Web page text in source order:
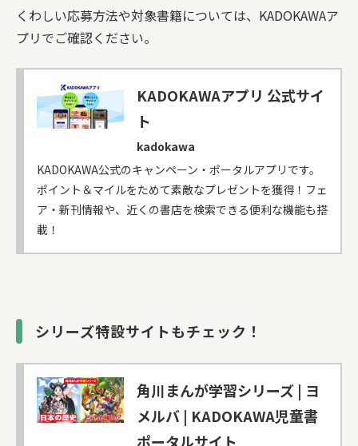
くわしい応募方法や対象書籍については、KADOKAWAア
プリでご確認ください。
KADOKAWAアプリ 公式サイ
ト
kadokawa
KADOKAWA公式のキャンペーン・ポータルアプリです。
ポイント＆マイルをためて素敵なプレゼントを獲得！フェ
ア・新刊情報や、近くの書店を検索できる便利な機能も搭
載！
シリーズ特設サイトもチェック！
角川まんが学習シリーズ | ヨ
メルバ | KADOKAWA児童書
ポータルサイト